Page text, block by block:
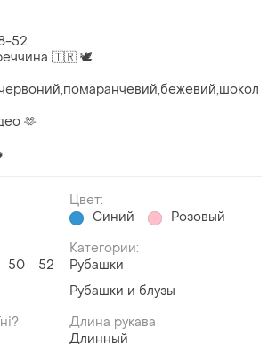
52
🇹🇷 🕊️
🫶
Цвет:
Синий
Розовый
50 52
Категории:
Рубашки
Рубашки и блузы
Длина рукава
Длинный